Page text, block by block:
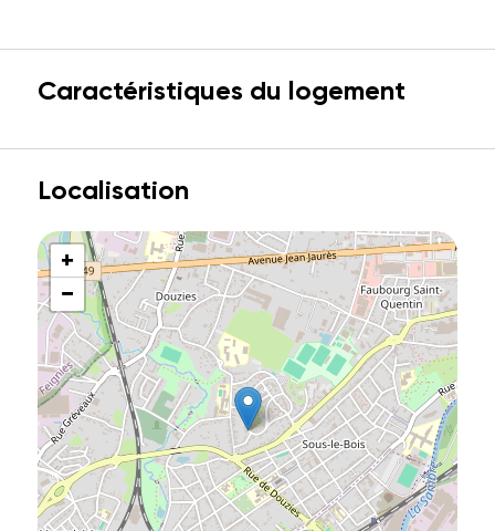
Caractéristiques du logement
Localisation
+
−